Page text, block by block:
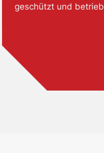
geschützt und